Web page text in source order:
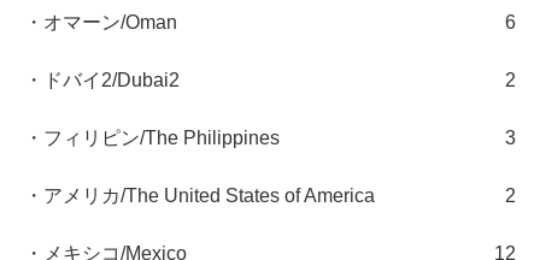
・オマーン/Oman 6
・ドバイ2/Dubai2 2
・フィリピン/The Philippines 3
・アメリカ/The United States of America 2
・メキシコ/Mexico 12